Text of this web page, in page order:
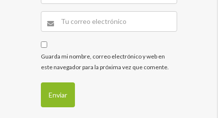
Guarda mi nombre, correo electrónico y web en
este navegador para la próxima vez que comente.